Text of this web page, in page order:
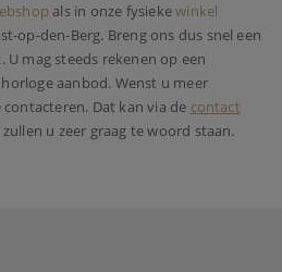
als in onze fysiekewinkel
op-den-Berg. Breng ons dus snel een
U mag steeds rekenen op een
aanbod. Wenst u meer
Dat kan via de contact
zullen u zeer graag te woord staan.